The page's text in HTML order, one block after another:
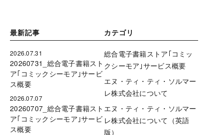
最新記事
2026.07.31
20260731_総合電子書籍スト
ア｢コミックシーモア｣サービ
ス概要
2026.07.07
20260707_総合電子書籍スト
ア｢コミックシーモア｣サービ
ス概要
カテゴリ
総合電子書籍ストア｢コミッ
クシーモア｣サービス概要
エヌ・ティ・ティ・ソルマー
レ株式会社について
エヌ・ティ・ティ・ソルマー
レ株式会社について（英語
版）